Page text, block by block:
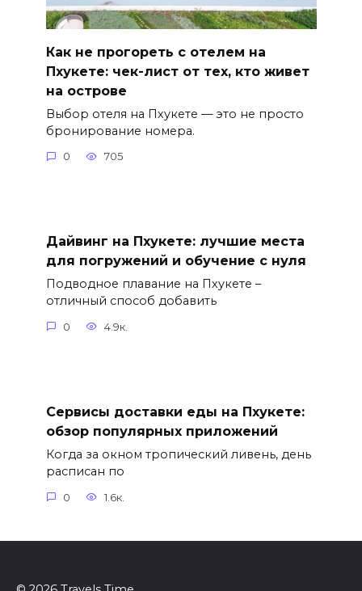
Как не прогореть с отелем на
Пхукете: чек-лист от тех, кто живет
на острове
Выбор отеля на Пхукете — это не просто
бронирование номера.
0 705
Дайвинг на Пхукете: лучшие места
для погружений и обучение с нуля
Подводное плавание на Пхукете –
отличный способ добавить
0 4.9к.
Сервисы доставки еды на Пхукете:
обзор популярных приложений
Когда за окном тропический ливень, день
расписан по
0 1.6к.